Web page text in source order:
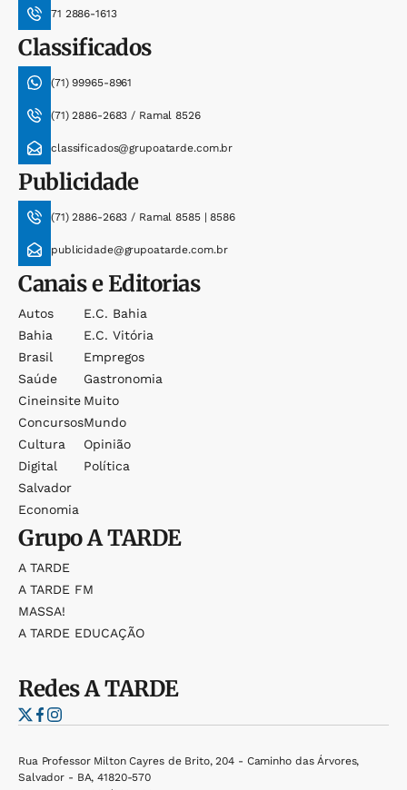
71 2886-1613
Classificados
(71) 99965-8961
(71) 2886-2683 / Ramal 8526
classificados@grupoatarde.com.br
Publicidade
(71) 2886-2683 / Ramal 8585 | 8586
publicidade@grupoatarde.com.br
Canais e Editorias
Autos
Bahia
Brasil
Saúde
Cineinsite
Concursos
Cultura
Digital
Salvador
Economia
E.c. Bahia
E.c. Vitória
Empregos
Gastronomia
Muito
Mundo
Opinião
Política
GrupoA TARDE
A TARDE
A TARDE FM
MASSA!
A TARDE EDUCAÇÃO
RedesA TARDE
Rua Professor Milton Cayres de Brito, 204 - Caminho das Árvores,
Salvador - BA, 41820-570